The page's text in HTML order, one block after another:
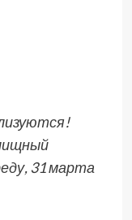
31 марта